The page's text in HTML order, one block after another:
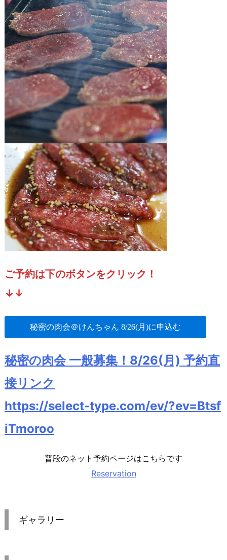
ご予約は下のボタンをクリック！
↓↓
秘密の肉会＠けんちゃん 8/26(月)に申込む
秘密の肉会 一般募集！8/26(月) 予約直
接リンク
https://select-type.com/ev/?ev=Btsf
iTmoroo
普段のネット予約ページはこちらです
Reservation
ギャラリー